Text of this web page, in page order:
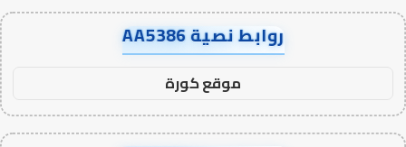
روابط نصية AA5386
موقع كورة